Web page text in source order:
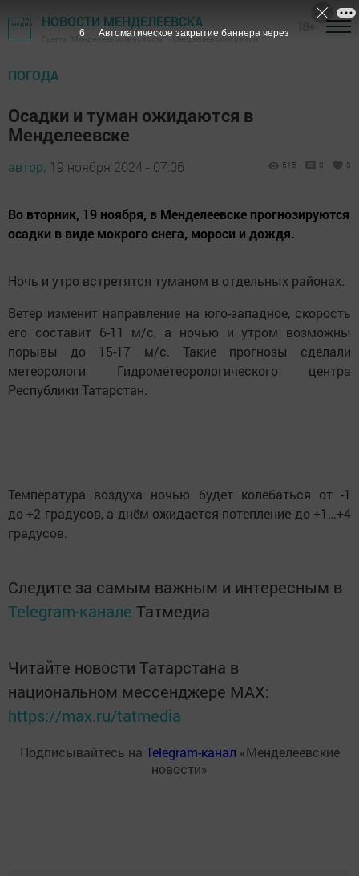
НОВОСТИ МЕНДЕЛЕЕВСКА
Газета "Менделеевские новости" - Менделеевский район
ПОГОДА
Осадки и туман ожидаются в
Менделеевске
автор, 19 ноября 2024 - 07:06 515 0 0
Во вторник, 19 ноября, в Менделеевске прогнозируются
осадки в виде мокрого снега, мороси и дождя.
Ночь и утро встретятся туманом в отдельных районах.
Ветер изменит направление на юго-западное, скорость
его составит 6-11 м/с, а ночью и утром возможны
порывы до 15-17 м/с. Такие прогнозы сделали
метеорологи Гидрометеорологического центра
Республики Татарстан.
Температура воздуха ночью будет колебаться от -1
до +2 градусов, а днём ожидается потепление до +1…+4
градусов.
Следите за самым важным и интересным в
Telegram-канале Татмедиа
Читайте новости Татарстана в
национальном мессенджере MАХ:
https://max.ru/tatmedia
Подписывайтесь на Telegram-канал «Менделеевские
новости»
5 Автоматическое закрытие баннера через